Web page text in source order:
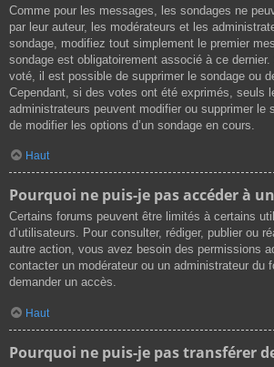
Comme pour les messages, les sondages ne
par leur auteur, les modérateurs et les
sondage, modifiez tout simplement le premier
sondage est obligatoirement associé à ce dernier.
voté, il est possible de supprimer le sondage ou
Cependant, si des votes ont été exprimés, seuls
administrateurs peuvent modifier ou supprimer le
de modifier les options d’un sondage en cours.
Haut
Pourquoi ne puis-je pas accéder à
Certains forums peuvent être limités à certains
d’utilisateurs. Pour consulter, rédiger, publier ou
autre action, vous avez besoin des permissions
contacter un modérateur ou un administrateur du
demander un accès.
Haut
Pourquoi ne puis-je pas transférer